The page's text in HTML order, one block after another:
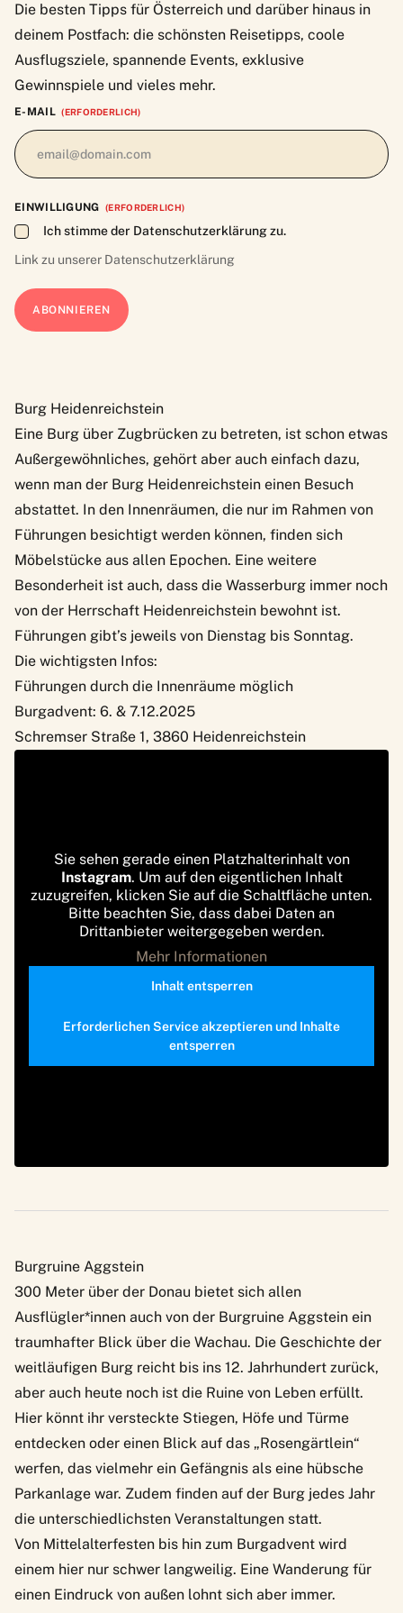
Die besten Tipps für Österreich und darüber hinaus in
deinem Postfach: die schönsten Reisetipps, coole
Ausflugsziele, spannende Events, exklusive
Gewinnspiele und vieles mehr.
E-MAIL (ERFORDERLICH)
EINWILLIGUNG (ERFORDERLICH)
Ich stimme der Datenschutzerklärung zu.
Link zu unserer Datenschutzerklärung
Burg Heidenreichstein
Eine Burg über Zugbrücken zu betreten, ist schon etwas
Außergewöhnliches, gehört aber auch einfach dazu,
wenn man der Burg Heidenreichstein einen Besuch
abstattet. In den Innenräumen, die nur im Rahmen von
Führungen besichtigt werden können, finden sich
Möbelstücke aus allen Epochen. Eine weitere
Besonderheit ist auch, dass die Wasserburg immer noch
von der Herrschaft Heidenreichstein bewohnt ist.
Führungen gibt’s jeweils von Dienstag bis Sonntag.
Die wichtigsten Infos:
Führungen durch die Innenräume möglich
Burgadvent: 6. & 7.12.2025
Schremser Straße 1, 3860 Heidenreichstein
Sie sehen gerade einen Platzhalterinhalt von
Instagram. Um auf den eigentlichen Inhalt
zuzugreifen, klicken Sie auf die Schaltfläche unten.
Bitte beachten Sie, dass dabei Daten an
Drittanbieter weitergegeben werden.
Mehr Informationen
Inhalt entsperren
Erforderlichen Service akzeptieren und Inhalte
entsperren
Burgruine Aggstein
300 Meter über der Donau bietet sich allen
Ausflügler*innen auch von der Burgruine Aggstein ein
traumhafter Blick über die Wachau. Die Geschichte der
weitläufigen Burg reicht bis ins 12. Jahrhundert zurück,
aber auch heute noch ist die Ruine von Leben erfüllt.
Hier könnt ihr versteckte Stiegen, Höfe und Türme
entdecken oder einen Blick auf das „Rosengärtlein“
werfen, das vielmehr ein Gefängnis als eine hübsche
Parkanlage war. Zudem finden auf der Burg jedes Jahr
die unterschiedlichsten Veranstaltungen statt.
Von Mittelalterfesten bis hin zum Burgadvent wird
einem hier nur schwer langweilig. Eine Wanderung für
einen Eindruck von außen lohnt sich aber immer.